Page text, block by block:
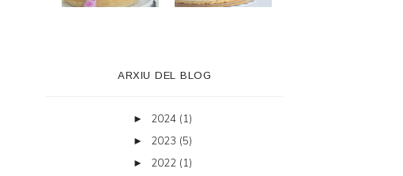
ARXIU DEL BLOG
► 2024 (1)
► 2023 (5)
► 2022 (1)